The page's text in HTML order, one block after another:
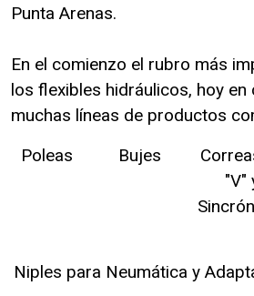
Punta Arenas.
En el comienzo el rubro más
los flexibles hidráulicos, hoy
muchas líneas de productos
Poleas
Bujes
"V"
Niples para Neumática y